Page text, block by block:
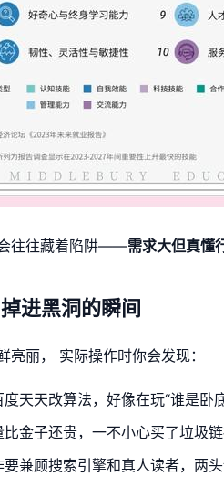
往往藏着陷阱——需求大但真懂
进黑洞的瞬间
亮丽， 实际操作时你会发现：
天天改算法，好像在玩“谁是卧底
金子还贵，一不小心买了垃圾链
兼顾搜索引擎和真人读者，两头